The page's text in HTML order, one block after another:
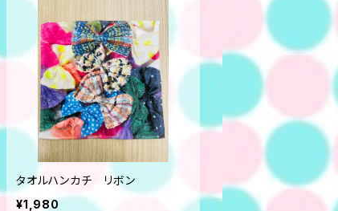
タオルハンカチ リボン
¥1,980